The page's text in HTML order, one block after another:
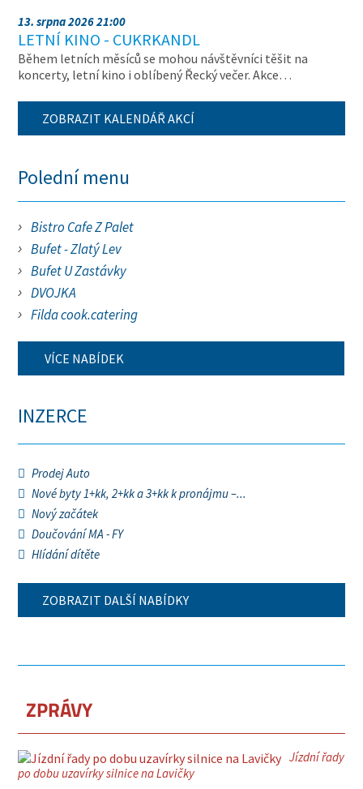
13. srpna 2026 21:00
LETNÍ KINO - CUKRKANDL
Během letních měsíců se mohou návštěvníci těšit na
koncerty, letní kino i oblíbený Řecký večer. Akce…
ZOBRAZIT KALENDÁŘ AKCÍ
Polední menu
Bistro Cafe Z Palet
Bufet - Zlatý Lev
Bufet U Zastávky
DVOJKA
Filda cook.catering
VÍCE NABÍDEK
INZERCE
Prodej Auto
Nové byty 1+kk, 2+kk a 3+kk k pronájmu –...
Nový začátek
Doučování MA - FY
Hlídání dítěte
ZOBRAZIT DALŠÍ NABÍDKY
ZPRÁVY
Jízdní řady
po dobu uzavírky silnice na Lavičky